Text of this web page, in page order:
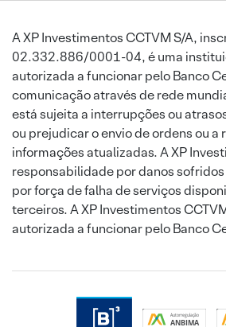
A XP Investimentos CCTVM S/A,
02.332.886/0001-04, é uma
autorizada a funcionar pelo Banco
comunicação através de rede
está sujeita a interrupções ou
ou prejudicar o envio de ordens ou a
informações atualizadas. A XP
responsabilidade por danos
por força de falha de serviços
terceiros. A XP Investimentos
autorizada a funcionar pelo Banco